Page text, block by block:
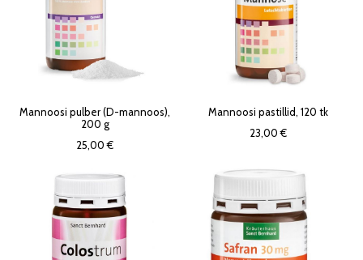
Mannoosi pulber (D-mannoos),
200 g
25,00 €
Mannoosi pastillid, 120 tk
23,00 €